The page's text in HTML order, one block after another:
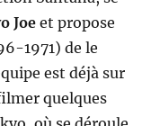
Joe et propose
1971) de le
est déjà sur
quelques